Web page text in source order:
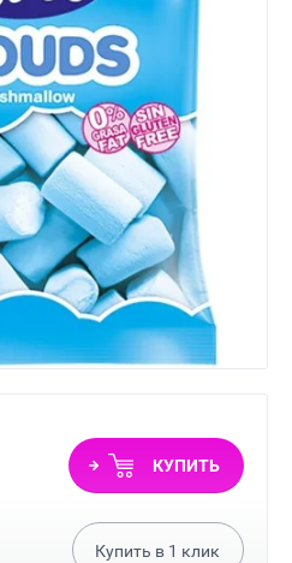
КУПИТЬ
Купить в 1 клик